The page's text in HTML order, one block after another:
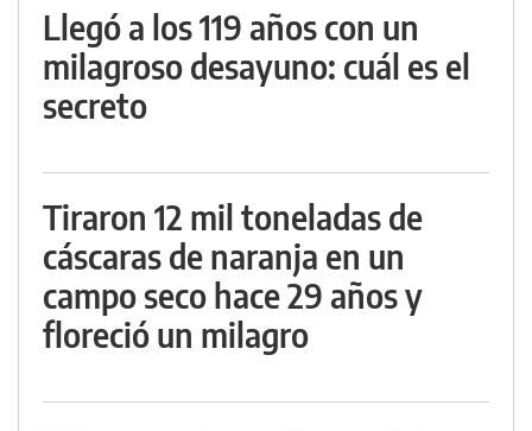
Llegó a los 119 años con un
milagroso desayuno: cuál es el
secreto
Tiraron 12 mil toneladas de
cáscaras de naranja en un
campo seco hace 29 años y
floreció un milagro